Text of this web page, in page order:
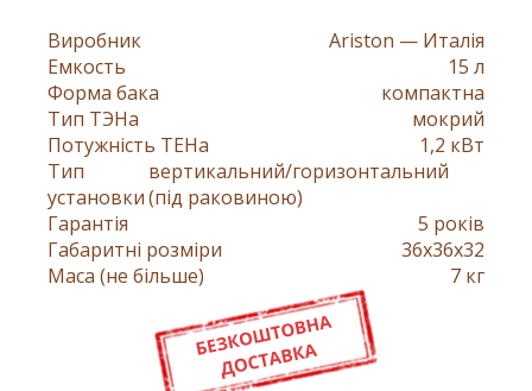
Виробник
Ariston — Италія
Емкость
15 л
Форма бака
компактна
Тип ТЭНа
мокрий
Потужність ТЕНа
1,2 кВт
Тип
установки
вертикальний/горизонтальний
(під раковиною)
Гарантія
5 років
Габаритні розміри
36x36x32
Маса (не більше)
7 кг